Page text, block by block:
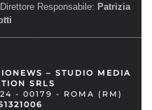
Responsabile: Patrizia
– STUDIO MEDIA
SRLS
- 00179 - ROMA (RM)